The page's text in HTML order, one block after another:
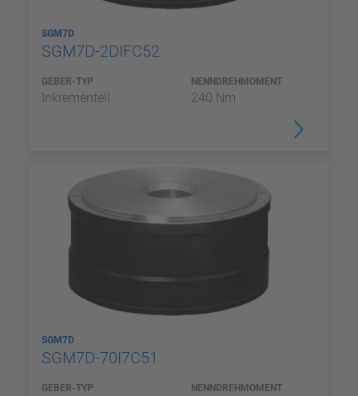
SGM7D
SGM7D-2DIFC52
GEBER-TYP
Inkrementell
NENNDREHMOMENT
240 Nm
SGM7D
SGM7D-70I7C51
GEBER-TYP NENNDREHMOMENT